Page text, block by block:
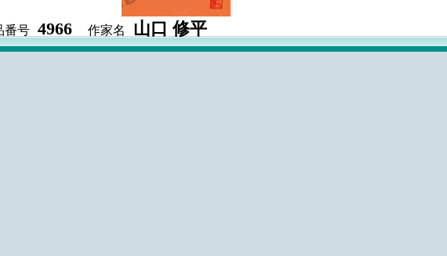
番号 4966 作家名 山口 修平